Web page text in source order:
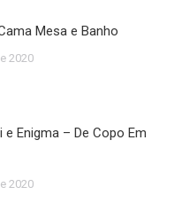
Mesa e Banho
2020
e Enigma – De Copo Em
2020